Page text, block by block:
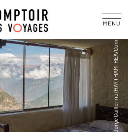
MENU